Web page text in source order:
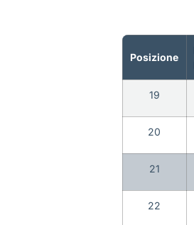
Posizione
19
20
21
22